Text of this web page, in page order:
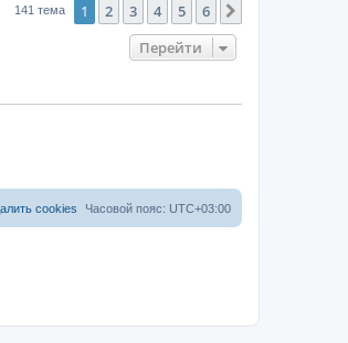
141 тема 1 2 3 4 5 6
Перейти
Часовой пояс: UTC+03:00
cookies